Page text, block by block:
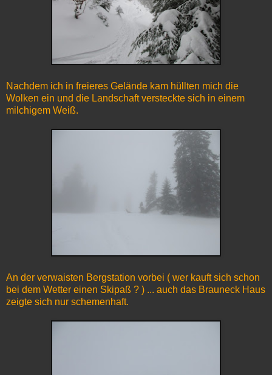
Nachdem ich in freieres Gelände kam hüllten mich die
Wolken ein und die Landschaft versteckte sich in einem
milchigem Weiß.
An der verwaisten Bergstation vorbei ( wer kauft sich schon
bei dem Wetter einen Skipaß ? ) ... auch das Brauneck Haus
zeigte sich nur schemenhaft.